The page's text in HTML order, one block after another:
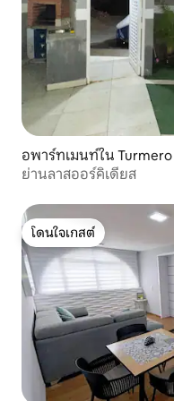
อพาร์ทเมนท์ใน Turmero
ย่านลาสออร์คิเดียส
โดนใจเกสต์
โดนใจเกสต์